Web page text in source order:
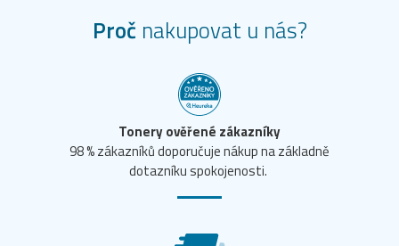
Proč nakupovat u nás?
Tonery ověřené zákazníky
98 % zákazníků doporučuje nákup na základně
dotazníku spokojenosti.